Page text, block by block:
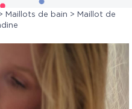
Maillots de bain > Maillot de